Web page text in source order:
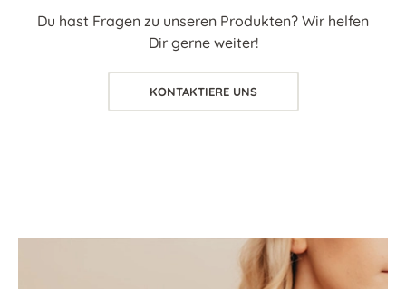
Du hast Fragen zu unseren Produkten? Wir helfen
Dir gerne weiter!
KONTAKTIERE UNS